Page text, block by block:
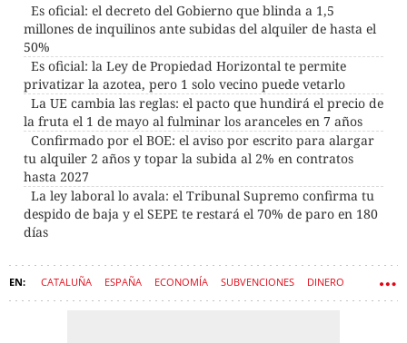
Es oficial: el decreto del Gobierno que blinda a 1,5
millones de inquilinos ante subidas del alquiler de hasta el
50%
Es oficial: la Ley de Propiedad Horizontal te permite
privatizar la azotea, pero 1 solo vecino puede vetarlo
La UE cambia las reglas: el pacto que hundirá el precio de
la fruta el 1 de mayo al fulminar los aranceles en 7 años
Confirmado por el BOE: el aviso por escrito para alargar
tu alquiler 2 años y topar la subida al 2% en contratos
hasta 2027
La ley laboral lo avala: el Tribunal Supremo confirma tu
despido de baja y el SEPE te restará el 70% de paro en 180
días
CATALUÑA ESPAÑA ECONOMÍA SUBVENCIONES DINERO